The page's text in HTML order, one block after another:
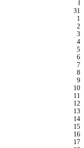
ا
31
1
2
3
4
5
6
7
8
9
10
11
12
13
14
15
16
17